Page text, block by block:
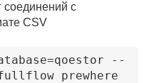
соединений с
CSV
--
prewhere